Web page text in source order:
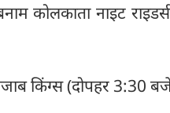
कोलकाता नाइट
किंग्स (दोपहर 3:30